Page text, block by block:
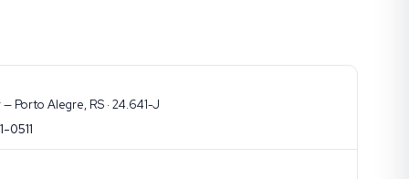
Porto Alegre, RS · 24.641-J
0511